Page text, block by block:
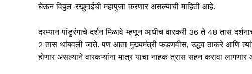
घेऊन विठ्ठल-रखुमाईची महापुजा करणार असल्याची माहिती आहे.
दरम्यान पांडुरंगाचे दर्शन मिळावे म्हणून आधीच वारकरी 36 ते 48 तास
2 तास थांबवली जाते. पण आता मुख्यमंत्री फडणवीस, उद्धव ठाकरे आणि
होणार असल्याने वारकऱ्यांना मात्र याचा नाहक त्रास सहन करावा